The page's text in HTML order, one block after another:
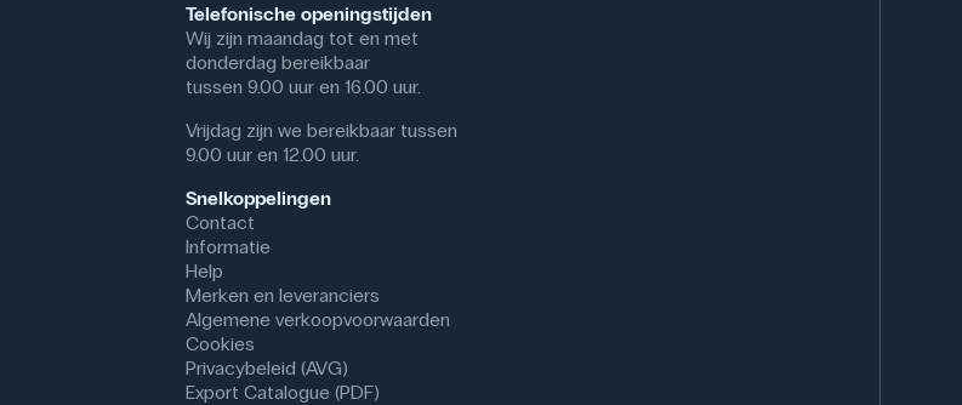
Telefonische openingstijden
Wij zijn maandag tot en met
donderdag bereikbaar
tussen 9.00 uur en 16.00 uur.
Vrijdag zijn we bereikbaar tussen
9.00 uur en 12.00 uur.
Snelkoppelingen
Contact
Informatie
Help
Merken en leveranciers
Algemene verkoopvoorwaarden
Cookies
Privacybeleid (AVG)
Export Catalogue (PDF)